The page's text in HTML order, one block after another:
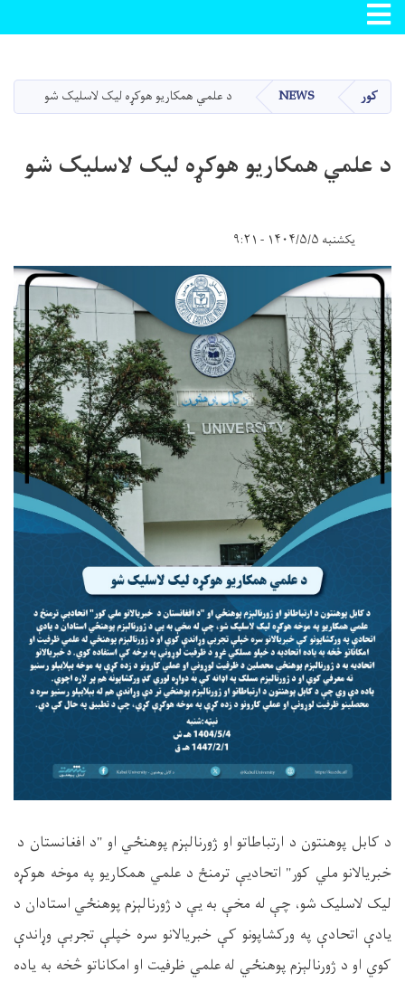
دانګل
Toggle navigation
کور NEWS د علمي همکاریو هوکړه لیک لاسلیک شو
د علمي همکاریو هوکړه لیک لاسلیک شو
یکشنبه ۱۴۰۴/۵/۵ - ۹:۲۱
د کابل پوهنتون د ارتباطاتو او ژورنالېزم پوهنځي او "د افغانستان د
خبریالانو ملي کور" اتحادیې ترمنځ د علمي همکاریو په موخه هوکړه
لیک لاسلیک شو، چې له مخې به یې د ژورنالېزم پوهنځي استادان د
یادې اتحادې په ورکشاپونو کې خبریالانو سره خپلې تجربې وړاندې
کوي او د ژورنالېزم پوهنځي له علمي ظرفیت او امکاناتو څخه به یاده